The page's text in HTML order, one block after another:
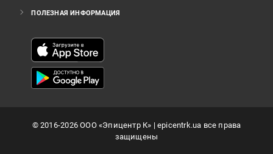
ПОЛЕЗНАЯ ИНФОРМАЦИЯ
©2016-2026ООО «Эпицентр К» | epicentrk.ua все права
защищены